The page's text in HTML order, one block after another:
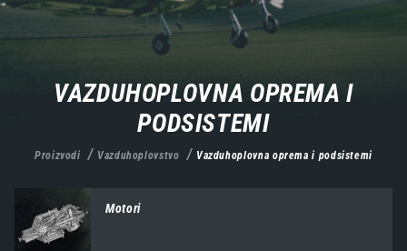
VAZDUHOPLOVNA OPREMA I
PODSISTEMI
Proizvodi Vazduhoplovstvo Vazduhoplovna oprema i podsistemi
Motori